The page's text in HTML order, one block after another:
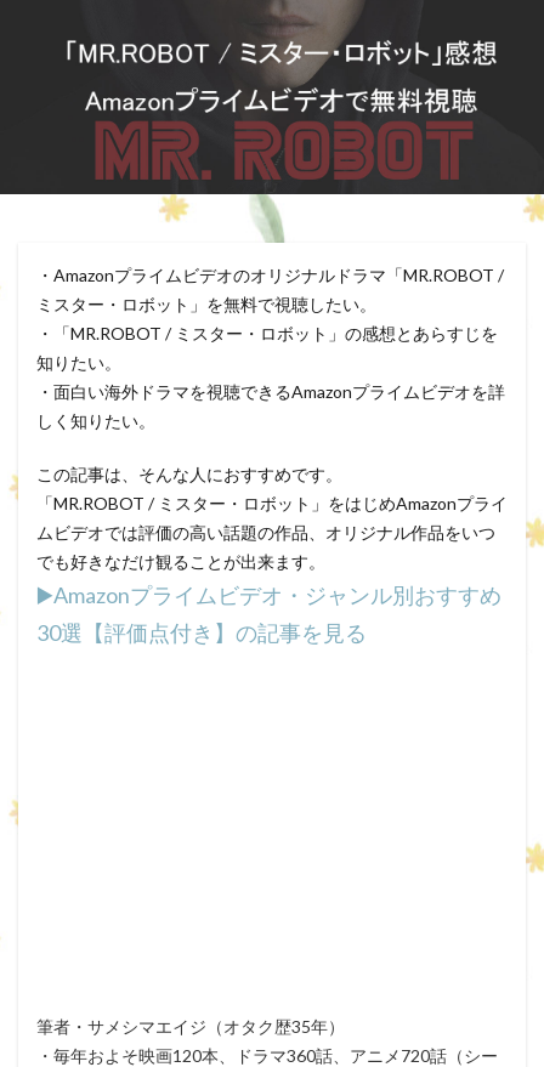
・Amazonプライムビデオのオリジナルドラマ「MR.ROBOT /
ミスター・ロボット」を無料で視聴したい。
・「MR.ROBOT / ミスター・ロボット」の感想とあらすじを
知りたい。
・面白い海外ドラマを視聴できるAmazonプライムビデオを詳
しく知りたい。
この記事は、そんな人におすすめです。
「MR.ROBOT / ミスター・ロボット」をはじめAmazonプライ
ムビデオでは評価の高い話題の作品、オリジナル作品をいつ
でも好きなだけ観ることが出来ます。
▶️Amazonプライムビデオ・ジャンル別おすすめ
30選【評価点付き】の記事を見る
筆者・サメシマエイジ（オタク歴35年）
・毎年およそ映画120本、ドラマ360話、アニメ720話（シー